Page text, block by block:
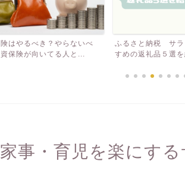
はやるべき？やらないべ
保険が向いてる人と...
ふるさと納税 サラ
すめの返礼品５選を
事・育児を楽にす